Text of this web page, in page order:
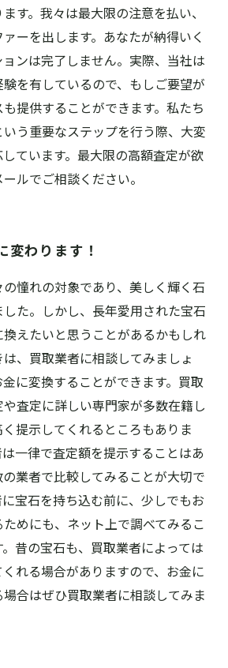
す。我々は最大限の注意を払い、
ーを出します。あなたが納得いく
ンは完了しません。実際、当社は
を有しているので、もしご要望が
提供することができます。私たち
う重要なステップを行う際、大変
ています。最大限の高額査定が欲
ルでご相談ください。
変わります！
憧れの対象であり、美しく輝く石
た。しかし、長年愛用された宝石
えたいと思うことがあるかもしれ
、買取業者に相談してみましょ
に変換することができます。買取
査定に詳しい専門家が多数在籍し
提示してくれるところもありま
一律で査定額を提示することはあ
業者で比較してみることが大切で
宝石を持ち込む前に、少しでもお
めにも、ネット上で調べてみるこ
昔の宝石も、買取業者によっては
れる場合がありますので、お金に
合はぜひ買取業者に相談してみま